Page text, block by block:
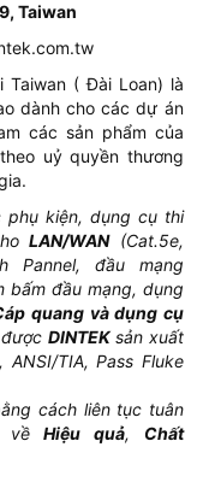
Taiwan
Taiwan ( Đài Loan) là
dành cho các dự án
các sản phẩm của
uỷ quyền thương
kiện, dụng cụ thi
LAN/WAN(Cat.5e,
Pannel, đầu mạng
bấm đầu mạng, dụng
quang và dụng cụ
DINTEK sản xuất
TIA, Pass Fluke
cách liên tục tuân
vềHiệu quả, Chất